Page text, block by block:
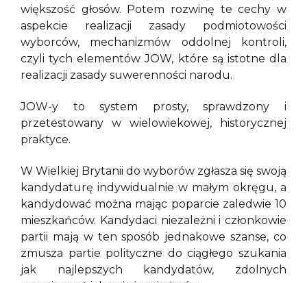
większość głosów. Potem rozwinę te cechy w
aspekcie realizacji zasady podmiotowości
wyborców, mechanizmów oddolnej kontroli,
czyli tych elementów JOW, które są istotne dla
realizacji zasady suwerenności narodu.
JOW-y to system prosty, sprawdzony i
przetestowany w wielowiekowej, historycznej
praktyce.
W Wielkiej Brytanii do wyborów zgłasza się swoją
kandydaturę indywidualnie w małym okręgu, a
kandydować można mając poparcie zaledwie 10
mieszkańców. Kandydaci niezależni i członkowie
partii mają w ten sposób jednakowe szanse, co
zmusza partie polityczne do ciągłego szukania
jak najlepszych kandydatów, zdolnych